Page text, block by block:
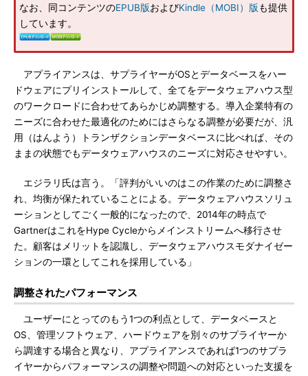
なお、同コンテンツのEPUB版およびKindle（MOBI）版も提供
しています。
アプライアンスは、サプライヤーがOSとデータベースをハー
ドウェアにプリインストールして、全てをデータウェアハウス型
のワークロードに合わせてあらかじめ調整する。導入企業特有の
ニーズに合わせた最適化のためにはさらなる調整が必要だが、汎
用（はんよう）トランザクションデータベースに比べれば、その
ままの状態でもデータウェアハウスのニーズに対応させやすい。
エジラリ氏は言う。「評判がいいのはこの作業のために調整さ
れ、均衡が保たれていることによる。データウェアハウスソリュ
ーションとしてごく一般的になったので、2014年の時点で
GartnerはこれをHype Cycleからメインストリームへ移行させ
た。顧客はメリットを認識し、データウェアハウスモダナイゼー
ションの一環としてこれを採用している」
調整されたパフォーマンス
ユーザーにとってのもう1つの利点として、データベースと
OS、管理ソフトウェア、ハードウェアを別々のサプライヤーか
ら調達する場合と異なり、アプライアンスであれば1つのサプラ
イヤーからパフォーマンスの調整や問題への対応といった支援を